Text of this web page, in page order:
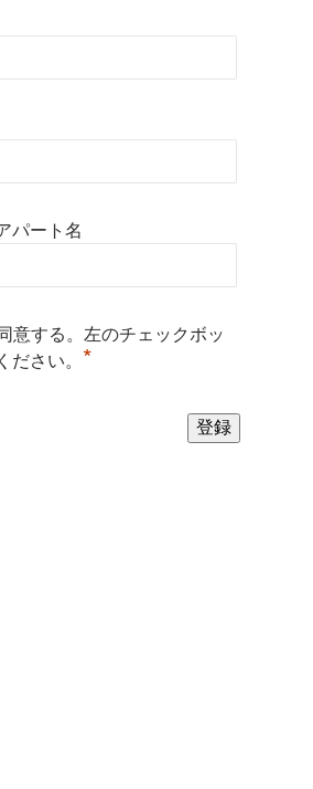
パート名
意する。左のチェックボッ
さい。 *